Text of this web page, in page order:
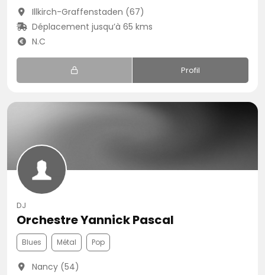
Illkirch-Graffenstaden (67)
Déplacement jusqu’à 65 kms
N.C
Profil
DJ
Orchestre Yannick Pascal
Blues Métal Pop
Nancy (54)